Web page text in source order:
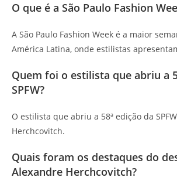
O que é a São Paulo Fashion
A São Paulo Fashion Week é a maior
América Latina, onde estilistas
Quem foi o estilista que abriu a
SPFW?
O estilista que abriu a 58ª edição da
Herchcovitch.
Quais foram os destaques do
Alexandre Herchcovitch?